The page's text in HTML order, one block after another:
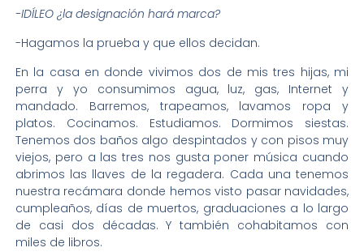
-IDÍLEO ¿la designación hará marca?
-Hagamos la prueba y que ellos decidan.
En la casa en donde vivimos dos de mis tres hijas, mi
perra y yo consumimos agua, luz, gas, Internet y
mandado. Barremos, trapeamos, lavamos ropa y
platos. Cocinamos. Estudiamos. Dormimos siestas.
Tenemos dos baños algo despintados y con pisos muy
viejos, pero a las tres nos gusta poner música cuando
abrimos las llaves de la regadera. Cada una tenemos
nuestra recámara donde hemos visto pasar navidades,
cumpleaños, días de muertos, graduaciones a lo largo
de casi dos décadas. Y también cohabitamos con
miles de libros.